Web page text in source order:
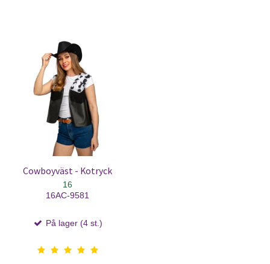
Cowboyväst - Kotryck
16
16AC-9581
På lager (4 st.)